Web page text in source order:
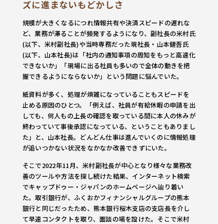
ズに進まないもどかしさ
規模が大きくなるにつれ情報共有や決済スピードの遅れな
ど、業務が滞ることが頻発するようになり、副社長の米村氏
(以下、米村副社長)や当時専務だった現社長・山本健吾氏
(以下、山本社長)は「社内の通知事項の周知をもっと高速化
できないか」「現場に出る社員も多いので全体の動きを把
握できるようにならないか」という問題に悩んでいた。
紙資料が多く、処理が煩雑になっていることもスピードを
止める原因のひとつ。「例えば、社員が有給休暇の申請を出
しても、何人もの上長の確認を取っている間に本人の休みが
終わっていて事後承認になっている、ということもありまし
た」と、山本社長。どんどん仕事は進んでいくのに情報処理
が追いつかない状況をなかなか改善できずにいた。
そこで2022年11月、米村副社長が中心となり様々な業務改
善のツールや方法を探し続けた結果、インターネット検索
でキャップドゥー・ジャパンのホームページへ辿り着い
た。取引銀行が、ふくおかフィナンシャルグループの熊本
銀行と同じだったため、熊本銀行桜木支店の支店長を介し
て早速コンタクトを取り、面談の場を設けた。そこで米村